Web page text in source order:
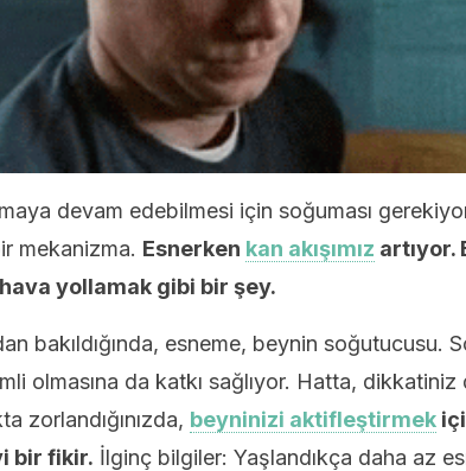
devam edebilmesi için soğuması
mekanizma. Esnerken kan akışımız artıyor.
yollamak gibi bir şey.
bakıldığında, esneme, beynin soğutucusu.
olmasına da katkı sağlıyor. Hatta, dikkatiniz
zorlandığınızda, beyninizi aktifleştirmek
bir fikir. İlginç bilgiler: Yaşlandıkça daha az